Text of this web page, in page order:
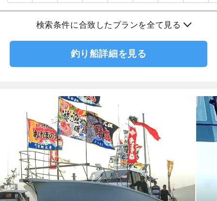
検索条件に合致したプランを全て見る
釣り船詳細を見る